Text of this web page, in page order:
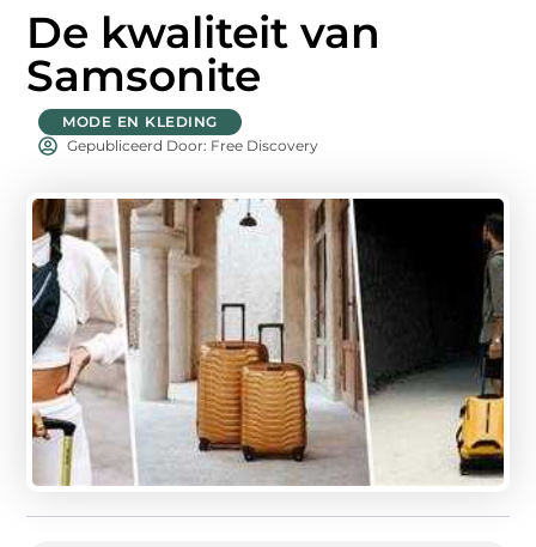
De kwaliteit van
Samsonite
MODE EN KLEDING
Gepubliceerd Door: Free Discovery